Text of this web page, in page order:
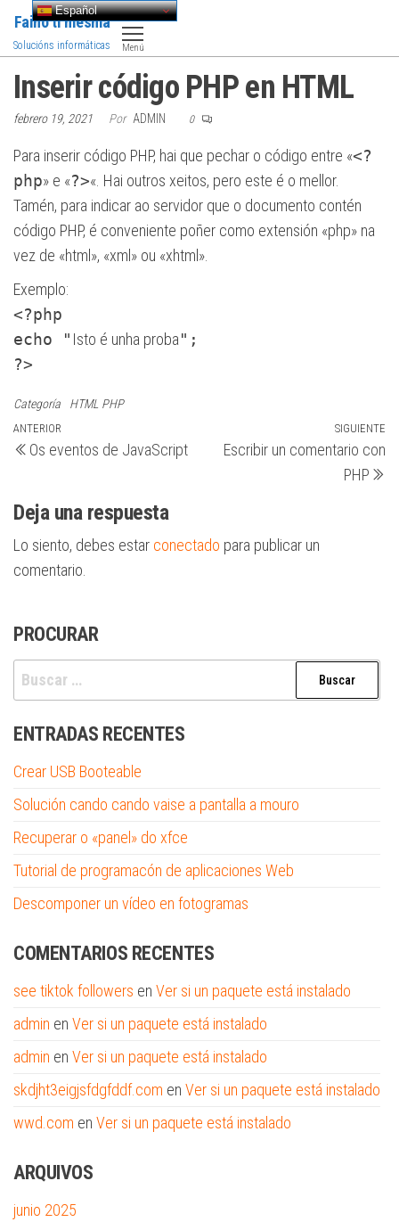
Saltar
contenido
Faino ti mesma
Solucións informáticas Menú
Inserir código PHP en HTML
febrero 19, 2021 Por ADMIN 0
Para inserir código PHP, hai que pechar o código entre «<?
php» e «?>«. Hai outros xeitos, pero este é o mellor.
Tamén, para indicar ao servidor que o documento contén
código PHP, é conveniente poñer como extensión «php» na
vez de «html», «xml» ou «xhtml».
Exemplo:
<?php
echo " Isto é unha proba";
?>
Categoría HTML PHP
Navegación
de
Entrada
anterior
ANTERIOR
Os eventos de JavaScript
SIGUIENTE
Escribir un comentario con
PHP
Deja una respuesta
Lo siento, debes estar conectado para publicar un
comentario.
PROCURAR
Buscar:
ENTRADAS RECENTES
Crear USB Booteable
Solución cando cando vaise a pantalla a mouro
Recuperar o «panel» do xfce
Tutorial de programacón de aplicaciones Web
Descomponer un vídeo en fotogramas
COMENTARIOS RECENTES
see tiktok followers en Ver si un paquete está instalado
admin en Ver si un paquete está instalado
admin en Ver si un paquete está instalado
skdjht3eigjsfdgfddf.com en Ver si un paquete está instalado
wwd.com en Ver si un paquete está instalado
ARQUIVOS
junio 2025
Español